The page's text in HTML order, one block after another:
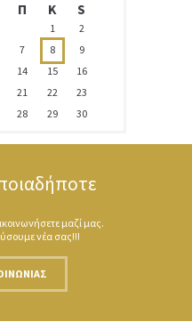
Π Κ S
1
2
7 8
9
14 15
16
21 22
23
28 29
30
μαζί μας.
νέα σας!!!